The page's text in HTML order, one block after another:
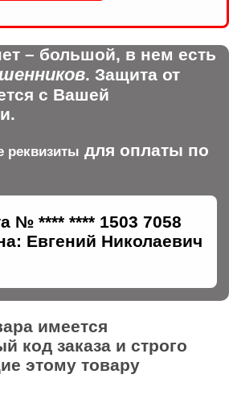
– большой, в нем есть
. Защита от
с Вашей
реквизиты для оплаты по
№ **** **** 1503 7058
Евгений Николаевич
имеется
код заказа и строго
этому товару